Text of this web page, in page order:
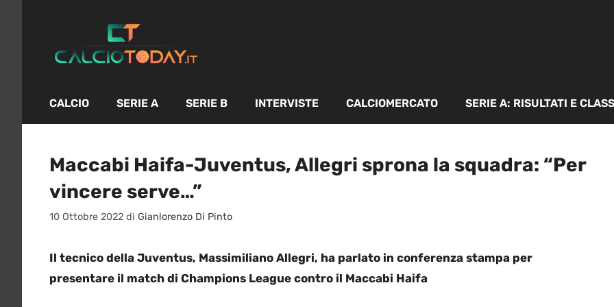
contenuto
CALCIO SERIE A SERIE B INTERVISTE CALCIOMERCATO SERIE A: RISULTATI E
Maccabi Haifa-Juventus, Allegri sprona la squadra: “Per
vincere serve…”
10 Ottobre 2022 di Gianlorenzo Di Pinto
Il tecnico della Juventus, Massimiliano Allegri, ha parlato in conferenza stampa per
presentare il match di Champions League contro il Maccabi Haifa